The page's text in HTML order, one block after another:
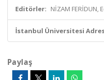
Editörler: NİZAM FERİDUN,
İstanbul Üniversitesi
Paylaş